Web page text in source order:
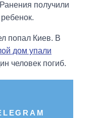
получили
попал Киев. В
дом упали
человек погиб.